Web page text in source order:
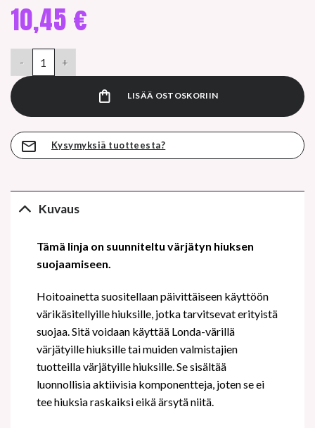
10,45 €
LISÄÄ OSTOSKORIIN
Kysymyksiä tuotteesta?
Kuvaus
Tämä linja on suunniteltu värjätyn hiuksen
suojaamiseen.
Hoitoainetta suositellaan päivittäiseen käyttöön
värikäsitellyille hiuksille, jotka tarvitsevat erityistä
suojaa. Sitä voidaan käyttää Londa-värillä
värjätyille hiuksille tai muiden valmistajien
tuotteilla värjätyille hiuksille. Se sisältää
luonnollisia aktiivisia komponentteja, joten se ei
tee hiuksia raskaiksi eikä ärsytä niitä.